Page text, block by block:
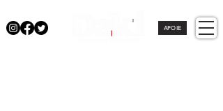
APOIE